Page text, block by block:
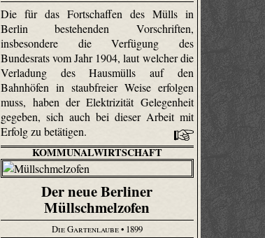
Die für das Fortschaffen des Mülls in
Berlin bestehenden Vorschriften,
insbesondere die Verfügung des
Bundesrats vom Jahr 1904, laut welcher die
Verladung des Hausmülls auf den
Bahnhöfen in staubfreier Weise erfolgen
muss, haben der Elektrizität Gelegenheit
gegeben, sich auch bei dieser Arbeit mit
Erfolg zu betätigen.
KOMMUNALWIRTSCHAFT
Der neue Berliner
Müllschmelzofen
Die Gartenlaube• 1899